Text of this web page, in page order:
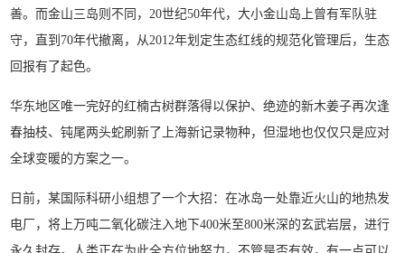
善。而金山三岛则不同，20世纪50年代，大小金山岛上曾有军队驻
守，直到70年代撤离，从2012年划定生态红线的规范化管理后，生态
回报有了起色。
华东地区唯一完好的红楠古树群落得以保护、绝迹的新木姜子再次逢
春抽枝、钝尾两头蛇刷新了上海新记录物种，但湿地也仅仅只是应对
全球变暖的方案之一。
日前，某国际科研小组想了一个大招：在冰岛一处靠近火山的地热发
电厂，将上万吨二氧化碳注入地下400米至800米深的玄武岩层，进行